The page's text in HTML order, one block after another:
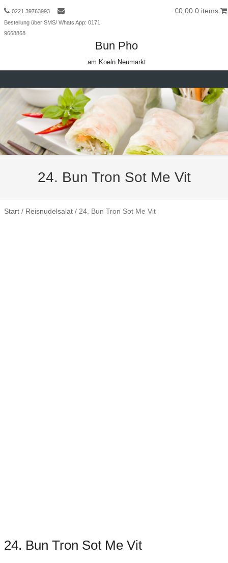
0221 39763993
Bestellung über SMS/ Whats App: 0171
9668868
€0,00 0 items
Bun Pho
am Koeln Neumarkt
24. Bun Tron Sot Me Vit
Start / Reisnudelsalat / 24. Bun Tron Sot Me Vit
24. Bun Tron Sot Me Vit